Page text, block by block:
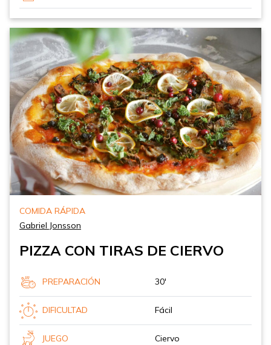
COMIDA RÁPIDA
Gabriel Jonsson
PIZZA CON TIRAS DE CIERVO
PREPARACIÓN 30'
DIFICULTAD Fácil
JUEGO Ciervo